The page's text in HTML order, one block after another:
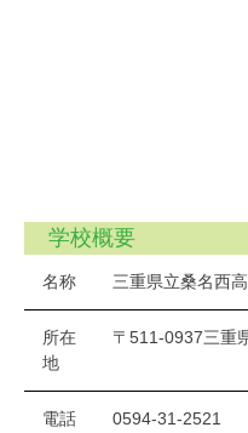
学校概要
名称 三重県立桑名西
所在
地
〒511-0937三重
電話
0594-31-2521